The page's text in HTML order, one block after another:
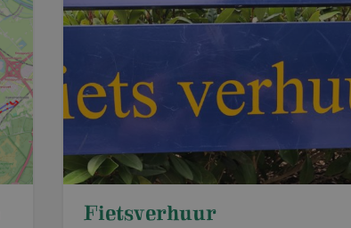
Fietsverhuur